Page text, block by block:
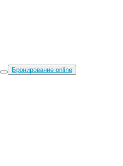
Бронирование online